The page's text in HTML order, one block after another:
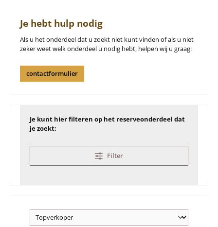
Je hebt hulp nodig
Als u het onderdeel dat u zoekt niet kunt vinden of als u niet
zeker weet welk onderdeel u nodig hebt, helpen wij u graag:
contactformulier
Je kunt hier filteren op het reserveonderdeel dat
je zoekt:
Filter